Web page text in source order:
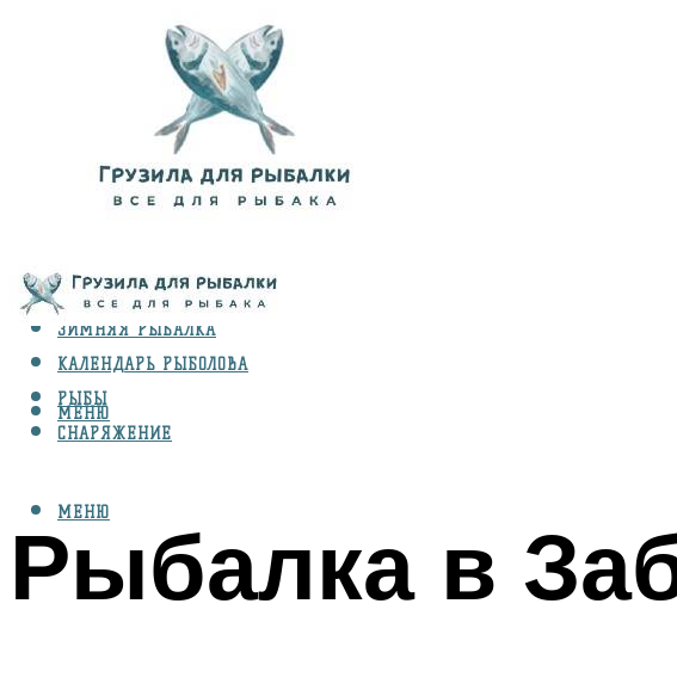
ВИДЫ ЛОВЛИ
ЗИМНЯЯ РЫБАЛКА
КАЛЕНДАРЬ РЫБОЛОВА
РЫБЫ
СНАРЯЖЕНИЕ
МЕНЮ
МЕНЮ
Рыбалка в